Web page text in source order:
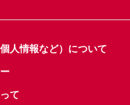
人情報など）について
て